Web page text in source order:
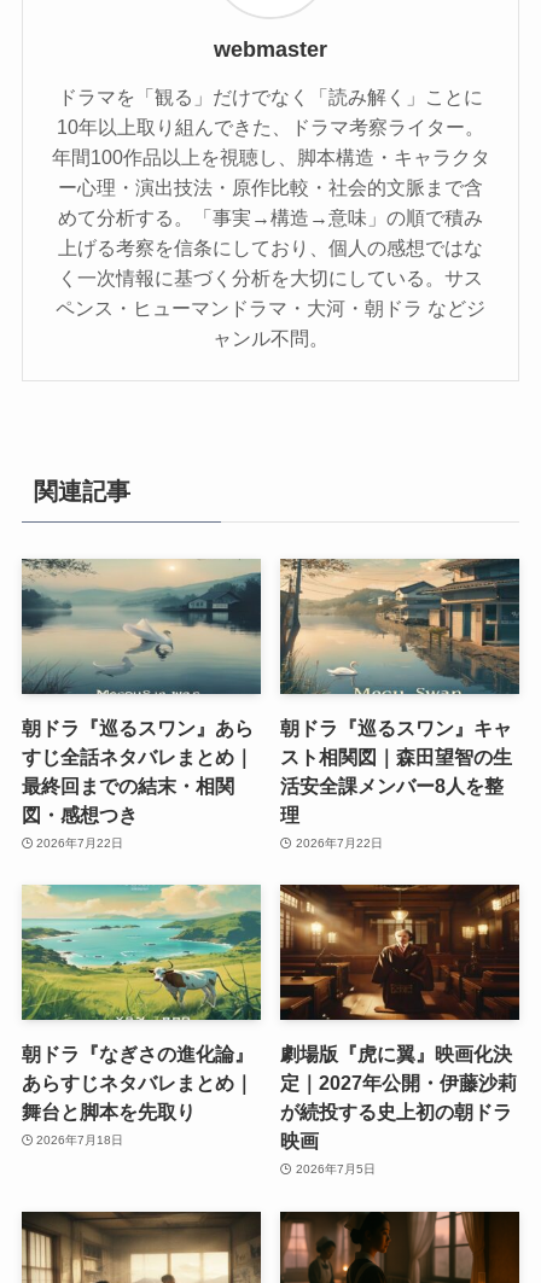
webmaster
ドラマを「観る」だけでなく「読み解く」ことに
10年以上取り組んできた、ドラマ考察ライター。
年間100作品以上を視聴し、脚本構造・キャラクタ
ー心理・演出技法・原作比較・社会的文脈まで含
めて分析する。「事実→構造→意味」の順で積み
上げる考察を信条にしており、個人の感想ではな
く一次情報に基づく分析を大切にしている。サス
ペンス・ヒューマンドラマ・大河・朝ドラ などジ
ャンル不問。
関連記事
朝ドラ『巡るスワン』あら
すじ全話ネタバレまとめ｜
最終回までの結末・相関
図・感想つき
2026年7月22日
朝ドラ『巡るスワン』キャ
スト相関図｜森田望智の生
活安全課メンバー8人を整
理
2026年7月22日
朝ドラ『なぎさの進化論』
あらすじネタバレまとめ｜
舞台と脚本を先取り
2026年7月18日
劇場版『虎に翼』映画化決
定｜2027年公開・伊藤沙莉
が続投する史上初の朝ドラ
映画
2026年7月5日